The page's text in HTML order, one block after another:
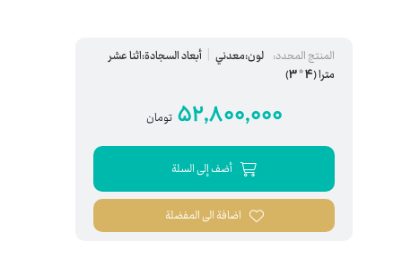
المنتج المحدد: لون:معدني
أبعاد السجادة:اثنا عشر
مترا (4 * 3)
52,800,000 تومان
أضف إلى السلة
اضافة الى المفضلة